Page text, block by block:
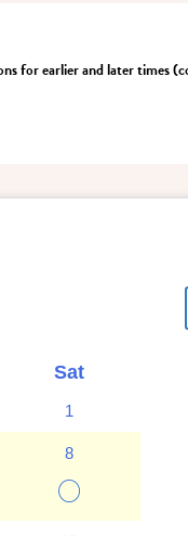
for earlier and later times
Sat
1
8
○